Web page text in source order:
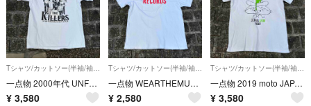
Tシャツ/カットソー(半袖/袖なし)
一点物 2000年代 UNFLEDGEDアンフレッジド パロT
¥ 3,580
Tシャツ/カットソー(半袖/袖なし)
一点物 WEARTHEMUSICウェアザミュージックTシャツ
¥ 2,580
Tシャツ/カットソー(半袖/袖なし)
一点物 2019 moto JAPAN JAM ロッキンオンTシャツ
¥ 3,580